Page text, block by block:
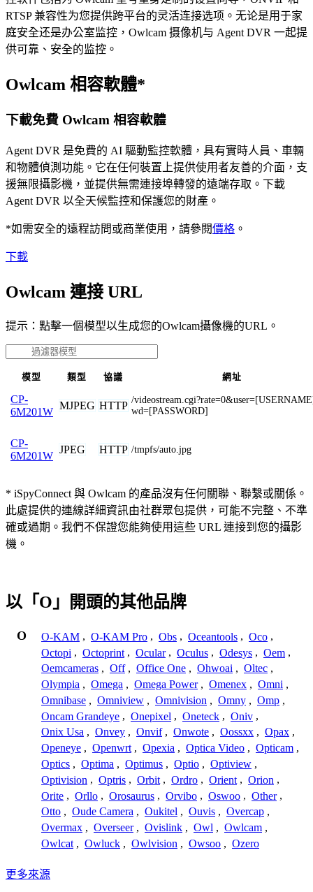
RTSP 兼容性为您提供跨平台的灵活连接选项。无论是用于家
庭安全还是办公室监控，Owlcam 摄像机与 Agent DVR 一起提
供可靠、安全的监控。
Owlcam 相容軟體*
下載免費 Owlcam 相容軟體
Agent DVR 是免費的 AI 驅動監控軟體，具有實時人員、車輛
和物體偵測功能。它在任何裝置上提供使用者友善的介面，支
援無限攝影機，並提供無需連接埠轉發的遠端存取。下載
Agent DVR 以全天候監控和保護您的財產。
*如需安全的遠程訪問或商業使用，請參閱價格 。
下載
Owlcam 連接 URL
提示：點擊一個模型以生成您的Owlcam攝像機的URL。
模型 類型 協議 網址
CP-
6M201W
MJPEG HTTP /
wd=[PASSWORD]
CP-
6M201W
JPEG HTTP /tmpfs/auto.jpg
* iSpyConnect 與 Owlcam 的產品沒有任何關聯、聯繫或關係。
此處提供的連線詳細資訊由社群眾包提供，可能不完整、不準
確或過期。我們不保證您能夠使用這些 URL 連接到您的攝影
機。
以「O」開頭的其他品牌
O O-KAM , O-KAM Pro , Obs , Oceantools , Oco ,
Octopi , Octoprint , Ocular , Oculus , Odesys , Oem ,
Oemcameras , Off , Office One , Ohwoai , Oltec ,
Olympia , Omega , Omega Power , Omenex , Omni ,
Omnibase , Omniview , Omnivision , Omny , Omp ,
Oncam Grandeye , Onepixel , Oneteck , Oniv ,
Onix Usa , Onvey , Onvif , Onwote , Oossxx , Opax ,
Openeye , Openwrt , Opexia , Optica Video , Opticam ,
Optics , Optima , Optimus , Optio , Optiview ,
Optivision , Optris , Orbit , Ordro , Orient , Orion ,
Orite , Orllo , Orosaurus , Orvibo , Oswoo , Other ,
Otto , Oude Camera , Oukitel , Ouvis , Overcap ,
Overmax , Overseer , Ovislink , Owl , Owlcam ,
Owlcat , Owluck , Owlvision , Owsoo , Ozero
更多來源